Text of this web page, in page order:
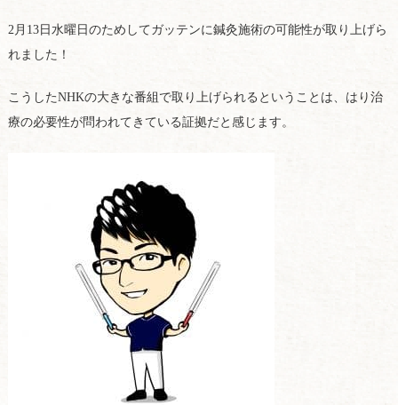
2月13日水曜日のためしてガッテンに鍼灸施術の可能性が取り上げら
れました！
こうしたNHKの大きな番組で取り上げられるということは、はり治
療の必要性が問われてきている証拠だと感じます。